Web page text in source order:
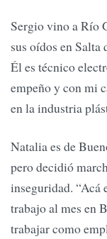
Sergio vino a Río
sus oídos en
Él es técnico
empeño y con mi
en la industria
Natalia es de
pero decidió
inseguridad. “Acá
trabajo al mes en
trabajar como